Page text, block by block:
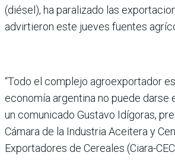
(diésel), ha paralizado las
advirtieron este jueves fuentes
“Todo el complejo agroexportador
economía argentina no puede darse
un comunicado Gustavo Idígoras,
Cámara de la Industria Aceitera y
Exportadores de Cereales (Ciara-